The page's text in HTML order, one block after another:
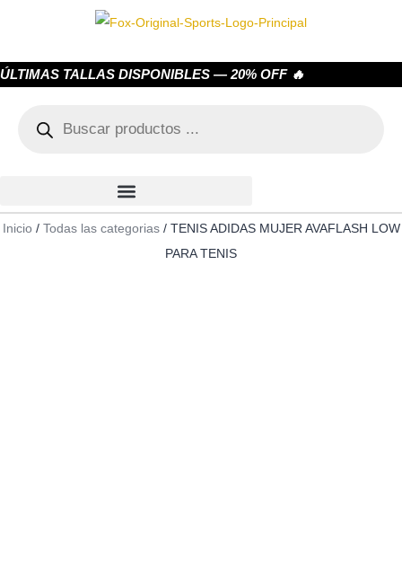
ÚLTIMAS TALLAS DISPONIBLES — 20% OFF 🔥
Inicio/ Todas las categorias/ TENIS ADIDAS MUJER AVAFLASH LOW
PARA TENIS